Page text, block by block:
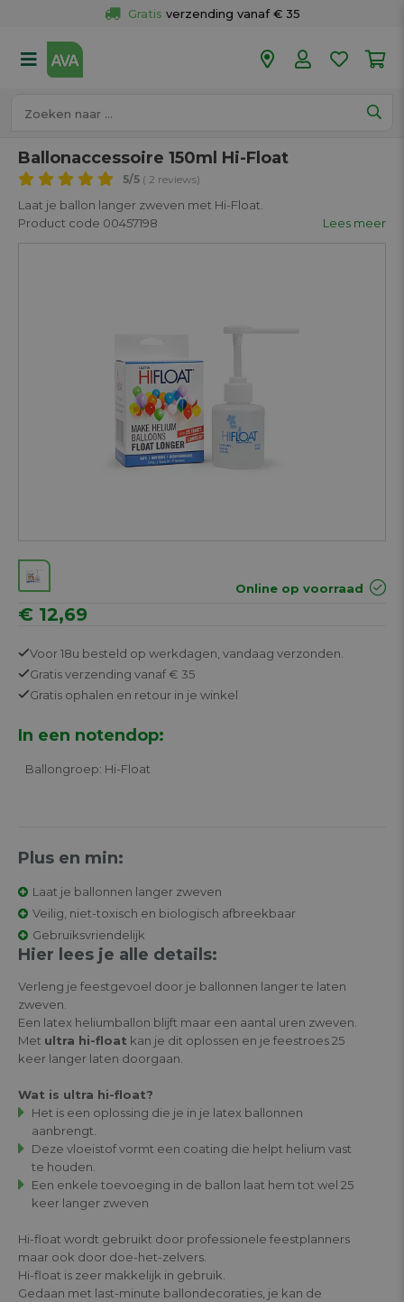
50 winkels
Ballonaccessoire 150ml Hi-Float
5/5 ( 2 reviews)
Laat je ballon langer zweven met Hi-Float.
Product code 00457198
Lees meer
Online op voorraad
€ 12,69
Voor 18u besteld op werkdagen, vandaag verzonden.
Gratisverzending vanaf € 35
Gratis ophalen en retour in je winkel
In een notendop:
Ballongroep: Hi-Float
Plus en min:
Laat je ballonnen langer zweven
Veilig, niet-toxisch en biologisch afbreekbaar
Gebruiksvriendelijk
Hier lees je alle details:
Verleng je feestgevoel door je ballonnen langer te laten
zweven.
Een latex heliumballon blijft maar een aantal uren zweven.
Met ultra hi-float kan je dit oplossen en je feestroes 25
keer langer laten doorgaan.
Wat is ultra hi-float?
Het is een oplossing die je in je latex ballonnen
aanbrengt.
Deze vloeistof vormt een coating die helpt helium vast
te houden.
Een enkele toevoeging in de ballon laat hem tot wel 25
keer langer zweven
Hi-float wordt gebruikt door professionele feestplanners
maar ook door doe-het-zelvers.
Hi-float is zeer makkelijk in gebruik.
Gedaan met last-minute ballondecoraties, je kan de